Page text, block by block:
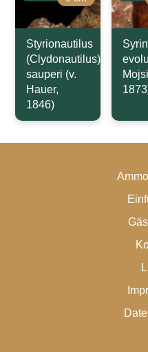
Styrionautilus
(Clydonautilus)
sauperi (v.
Hauer,
1846)